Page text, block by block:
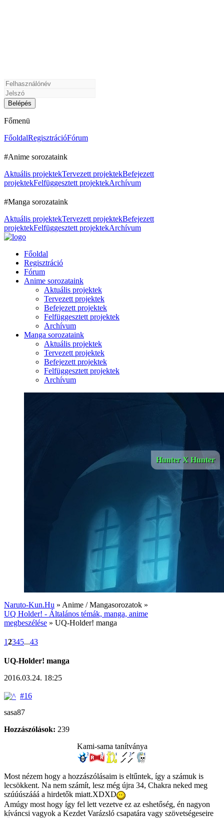
Főmenü
FőoldalRegisztrációFórum
#Anime sorozataink
Aktuális projektekTervezett projektekBefejezett
projektekFelfüggesztett projektekArchívum
#Manga sorozataink
Aktuális projektekTervezett projektekBefejezett
projektekFelfüggesztett projektekArchívum
Főoldal
Regisztráció
Fórum
Anime sorozataink
Aktuális projektek
Tervezett projektek
Befejezett projektek
Felfüggesztett projektek
Archívum
Manga sorozataink
Aktuális projektek
Tervezett projektek
Befejezett projektek
Felfüggesztett projektek
Archívum
Hunter X Hunter
Naruto-Kun.Hu » Anime / Mangasorozatok »
UQ Holder! - Általános témák, manga, anime
megbeszélése » UQ-Holder! manga
12345...43
UQ-Holder! manga
2016.03.24. 18:25
#16
sasa87
Hozzászólások: 239
Kami-sama tanítványa
Most nézem hogy a hozzászólásaim is eltűntek, így a számuk is
lecsökkent. Na nem számít, lesz még újra 34, Chakra neked meg
szúúúszááá a hirdetők miatt.XDXD
Amúgy most hogy így fel lett vezetve ez az eshetőség, én nagyon
kíváncsi vagyok a Kezdet Varázsló csapatára vagy szövetségeseire